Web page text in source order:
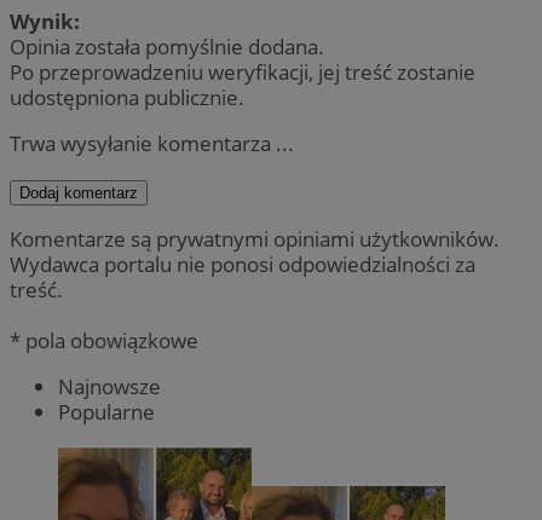
Wynik:
Opinia została pomyślnie dodana.
Po przeprowadzeniu weryfikacji, jej treść zostanie
udostępniona publicznie.
Trwa wysyłanie komentarza ...
Dodaj komentarz
Komentarze są prywatnymi opiniami użytkowników.
Wydawca portalu nie ponosi odpowiedzialności za
treść.
* pola obowiązkowe
Najnowsze
Popularne